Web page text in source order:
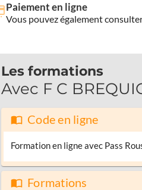
Paiement en ligne
Vous pouvez également
Les formations
Avec F C
Code en ligne
Formation en ligne avec Pass
Formations